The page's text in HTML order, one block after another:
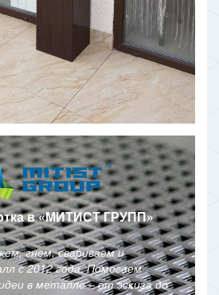
в«МИТИСТ ГРУПП»
гнем, свариваем и
с 2012 года. Помогаем
в металле – от эскиза до